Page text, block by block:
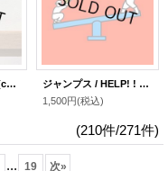
WETNAP / gnarled(cassette)
ジャンプス / HELP! ! (cassette+DL)
1,500円(税込)
(210件/271件)
... 19 次»